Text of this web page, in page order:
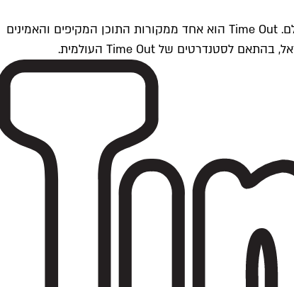
Time Outתל אביב הוא חלק מרשת Time Out Global — רשת מדיה בינלאומית הפועלת ב-360 ערים מרכזיות וב-60 מדינות ברחבי העולם. Time Out הוא אחד ממקורות התוכן המקיפים והאמינים